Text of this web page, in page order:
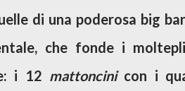
di una poderosa big
che fonde i
i 12 mattoncinicon i